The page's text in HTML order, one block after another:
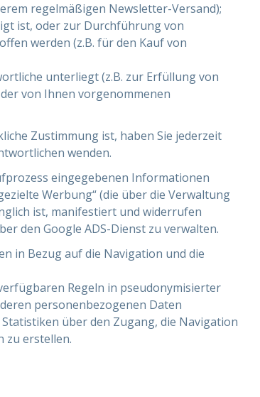
regelmäßigen Newsletter-Versand);
ist, oder zur Durchführung von
werden (z.B. für den Kauf von
unterliegt (z.B. zur Erfüllung von
von Ihnen vorgenommenen
Zustimmung ist, haben Sie jederzeit
wenden.
eingegebenen Informationen
Werbung“ (die über die Verwaltung
ist, manifestiert und widerrufen
den Google ADS-Dienst zu verwalten.
in Bezug auf die Navigation und die
Regeln in pseudonymisierter
personenbezogenen Daten
über den Zugang, die Navigation
zu erstellen.